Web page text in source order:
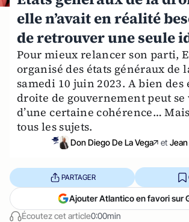
elle n’avait en réalité
de retrouver une seule
Pour mieux relancer son parti,
organisé des états généraux de
samedi 10 juin 2023. A bien des
droite de gouvernement peut
d’une certaine cohérence…
tous les sujets.
Don Diego De La Vega et
Écoutez cet article0:00min
PARTAGER
Ajouter Atlantico en favori sur